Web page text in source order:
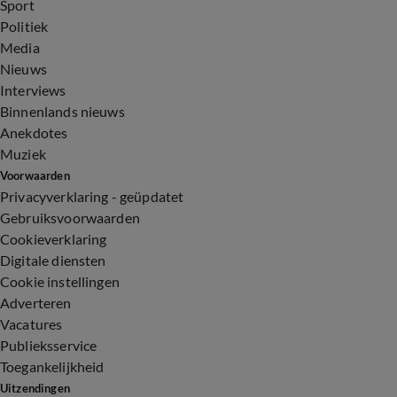
Sport
Politiek
Media
Nieuws
Interviews
Binnenlands nieuws
Anekdotes
Muziek
Voorwaarden
Privacyverklaring - geüpdatet
Gebruiksvoorwaarden
Cookieverklaring
Digitale diensten
Cookie instellingen
Adverteren
Vacatures
Publieksservice
Toegankelijkheid
Uitzendingen